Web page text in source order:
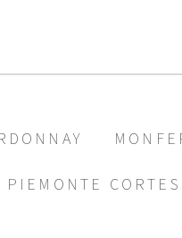
PIEMONTE